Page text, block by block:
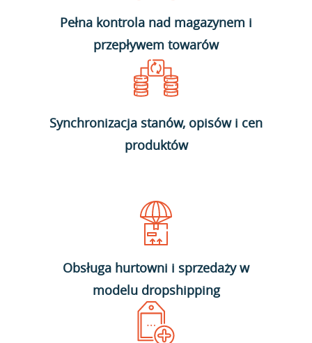
Pełna kontrola nad magazynem i
przepływem towarów
Synchronizacja stanów, opisów i cen
produktów
Obsługa hurtowni i sprzedaży w
modelu dropshipping